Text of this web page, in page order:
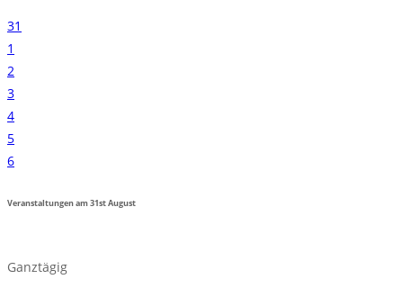
31
1
2
3
4
5
6
Veranstaltungen am31stAugust
Ganztägig